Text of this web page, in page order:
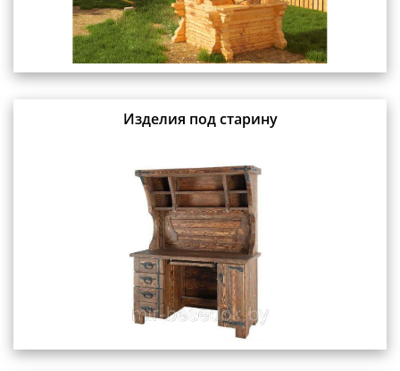
Изделия под старину